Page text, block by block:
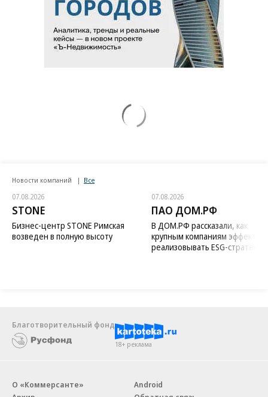
Новости компаний Все
07.08.2026
STONE
Бизнес-центр STONE Римская
возведен в полную высоту
07.08.2026
ПАО ДОМ.РФ
В ДОМ.РФ рассказали, как
крупным компаниям
реализовывать ESG-стратегию
Благотворительный фонд
18+ реклама
О «Коммерсанте»
Android